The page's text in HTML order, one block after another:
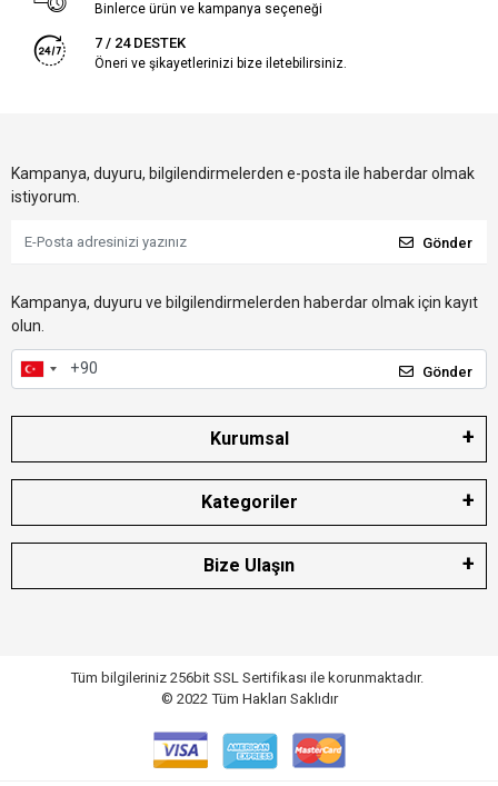
Binlerce ürün ve kampanya seçeneği
7 / 24 DESTEK
Öneri ve şikayetlerinizi bize iletebilirsiniz.
Kampanya, duyuru, bilgilendirmelerden e-posta ile haberdar olmak
istiyorum.
Gönder
Kampanya, duyuru ve bilgilendirmelerden haberdar olmak için kayıt
olun.
Gönder
Kurumsal
Kategoriler
Bize Ulaşın
Tüm bilgileriniz 256bit SSL Sertifikası ile korunmaktadır.
© 2022 Tüm Hakları Saklıdır